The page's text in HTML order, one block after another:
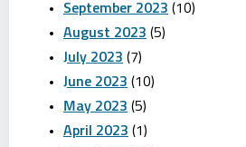
September 2023 (10)
August 2023 (5)
July 2023 (7)
June 2023 (10)
May 2023 (5)
April 2023 (1)